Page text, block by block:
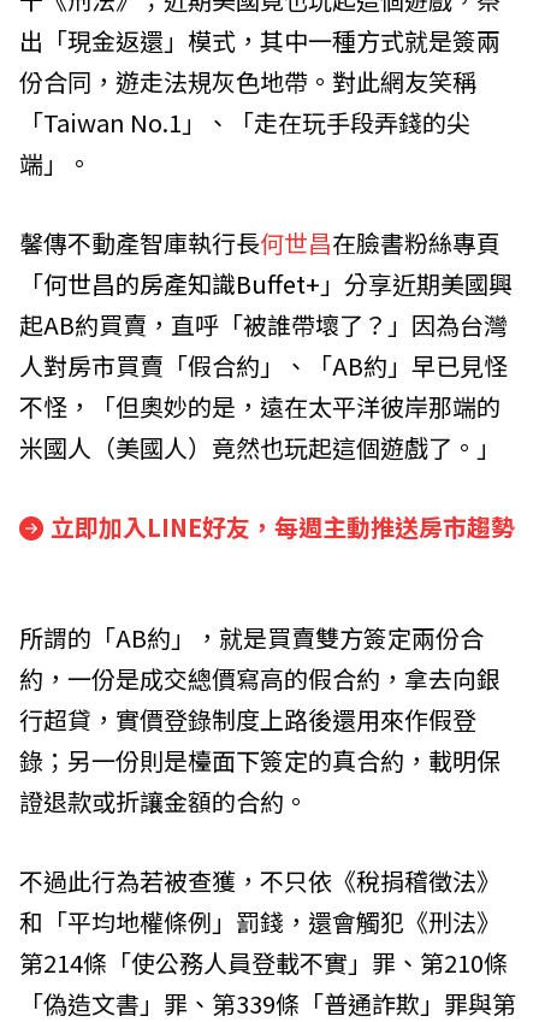
出「現金返還」模式，其中一種方式就是簽兩
份合同，遊走法規灰色地帶。對此網友笑稱
「Taiwan No.1」、「走在玩手段弄錢的尖
端」。
馨傳不動產智庫執行長何世昌在臉書粉絲專頁
「何世昌的房產知識Buffet+ 」分享近期美國興
起AB約買賣，直呼「被誰帶壞了？」因為台灣
人對房市買賣「假合約」、「AB約」早已見怪
不怪，「但奧妙的是，遠在太平洋彼岸那端的
米國人（美國人）竟然也玩起這個遊戲了。」
立即加入LINE好友，每週主動推送房市趨勢
所謂的「AB約」，就是買賣雙方簽定兩份合
約，一份是成交總價寫高的假合約，拿去向銀
行超貸，實價登錄制度上路後還用來作假登
錄；另一份則是檯面下簽定的真合約，載明保
證退款或折讓金額的合約。
不過此行為若被查獲，不只依《稅捐稽徵法》
和「平均地權條例」罰錢，還會觸犯《刑法》
第214條「使公務人員登載不實」罪、第210條
「偽造文書」罪、第339條「普通詐欺」罪與第